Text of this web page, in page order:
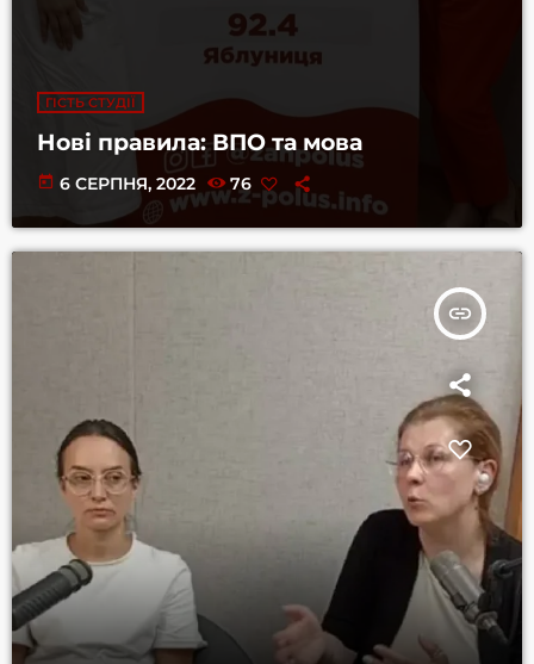
ГІСТЬ СТУДІЇ
Нові правила: ВПО та мова
today 6 СЕРПНЯ, 2022 76
insert_link